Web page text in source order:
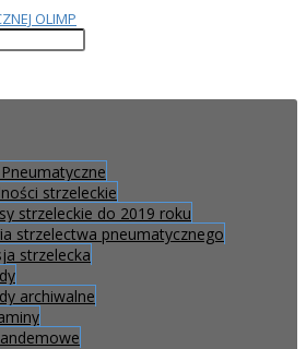
strzeleckie
strzeleckie do 2019 roku
strzelectwa pneumatycznego
strzelecka
archiwalne